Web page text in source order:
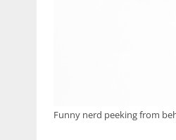
Funny nerd peeking from